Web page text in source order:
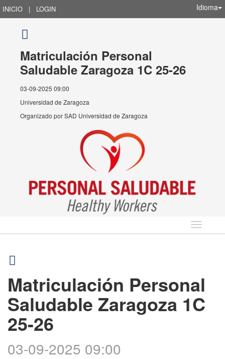
INICIO | LOGIN Idioma
Matriculación Personal
Saludable Zaragoza 1C 25-26
03-09-2025 09:00
Universidad de Zaragoza
Organizado porSAD Universidad de Zaragoza
Idioma
Matriculación Personal
Saludable Zaragoza 1C
25-26
03-09-2025 09:00